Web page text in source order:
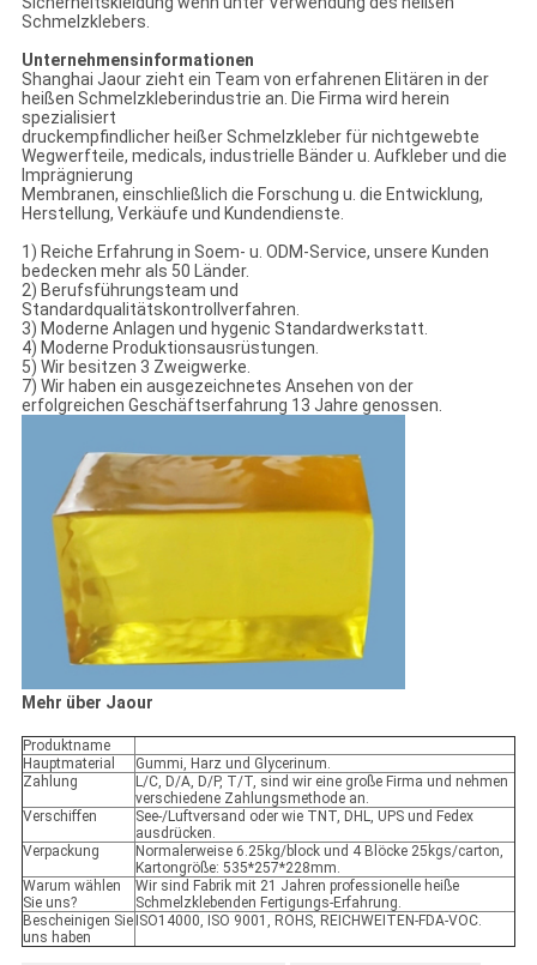
Schmelzklebers.
Unternehmensinformationen
Shanghai Jaour zieht ein Team von erfahrenen Elitären in der
heißen Schmelzkleberindustrie an. Die Firma wird herein
spezialisiert
druckempfindlicher heißer Schmelzkleber für nichtgewebte
Wegwerfteile, medicals, industrielle Bänder u. Aufkleber und die
Imprägnierung
Membranen, einschließlich die Forschung u. die Entwicklung,
Herstellung, Verkäufe und Kundendienste.
1) Reiche Erfahrung in Soem- u. ODM-Service, unsere Kunden
bedecken mehr als 50 Länder.
2) Berufsführungsteam und
Standardqualitätskontrollverfahren.
3) Moderne Anlagen und hygenic Standardwerkstatt.
4) Moderne Produktionsausrüstungen.
5) Wir besitzen 3 Zweigwerke.
7) Wir haben ein ausgezeichnetes Ansehen von der
erfolgreichen Geschäftserfahrung 13 Jahre genossen.
Mehr über Jaour
Produktname
Hauptmaterial
Gummi, Harz und Glycerinum.
Zahlung
L/C, D/A, D/P, T/T, sind wir eine große Firma und nehmen
verschiedene Zahlungsmethode an.
Verschiffen
See-/Luftversand oder wie TNT, DHL, UPS und Fedex
ausdrücken.
Verpackung
Normalerweise 6.25kg/block und 4 Blöcke 25kgs/carton,
Kartongröße: 535*257*228mm.
Warum wählen
Sie uns?
Wir sind Fabrik mit 21 Jahren professionelle heiße
Schmelzklebenden Fertigungs-Erfahrung.
Bescheinigen Sie
uns haben
ISO14000, ISO 9001, ROHS, REICHWEITEN-FDA-VOC.